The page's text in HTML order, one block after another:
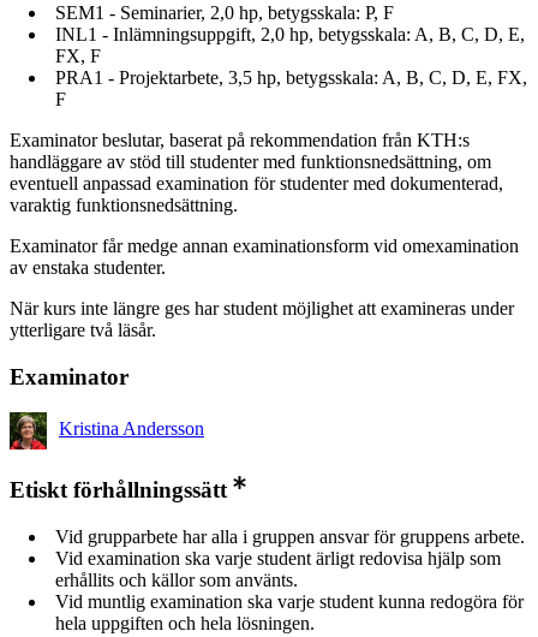
SEM1 - Seminarier, 2,0 hp, betygsskala: P, F
INL1 - Inlämningsuppgift, 2,0 hp, betygsskala: A, B, C, D, E,
FX, F
PRA1 - Projektarbete, 3,5 hp, betygsskala: A, B, C, D, E, FX,
F
Examinator beslutar, baserat på rekommendation från KTH:s
handläggare av stöd till studenter med funktionsnedsättning, om
eventuell anpassad examination för studenter med dokumenterad,
varaktig funktionsnedsättning.
Examinator får medge annan examinationsform vid omexamination
av enstaka studenter.
När kurs inte längre ges har student möjlighet att examineras under
ytterligare två läsår.
Examinator
Kristina Andersson
Etiskt förhållningssätt
Vid grupparbete har alla i gruppen ansvar för gruppens arbete.
Vid examination ska varje student ärligt redovisa hjälp som
erhållits och källor som använts.
Vid muntlig examination ska varje student kunna redogöra för
hela uppgiften och hela lösningen.